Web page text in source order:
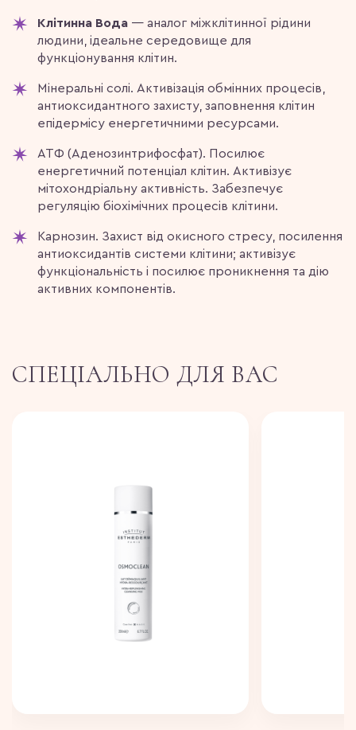
Клітинна Вода — аналог міжклітинної рідини
людини, ідеальне середовище для
функціонування клітин.
Мінеральні солі. Активізація обмінних процесів,
антиоксидантного захисту, заповнення клітин
епідермісу енергетичними ресурсами.
АТФ (Аденозинтрифосфат). Посилює
енергетичний потенціал клітин. Активізує
мітохондріальну активність. Забезпечує
регуляцію біохімічних процесів клітини.
Карнозин. Захист від окисного стресу, посилення
антиоксидантів системи клітини; активізує
функціональність і посилює проникнення та дію
активних компонентів.
СПЕЦІАЛЬНО ДЛЯ ВАС